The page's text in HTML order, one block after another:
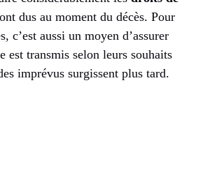
dus au moment du décès. Pour
c’est aussi un moyen d’assurer
est transmis selon leurs souhaits
imprévus surgissent plus tard.